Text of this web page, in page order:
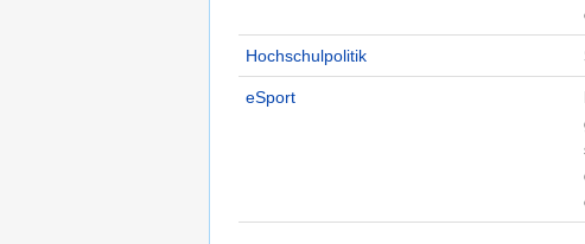
Hochschulpolitik
eSport